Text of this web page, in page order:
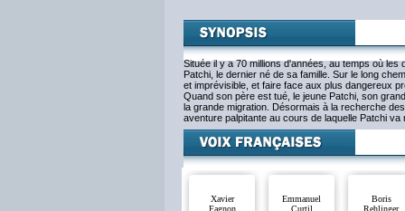
Située il y a 70 millions d'années, au temps où
Patchi, le dernier né de sa famille. Sur le long
et imprévisible, et faire face aux plus dangereux
Quand son père est tué, le jeune Patchi, son
la grande migration. Désormais à la recherche
aventure palpitante au cours de laquelle Patchi
Xavier
Fagnon
Emmanuel
Curtil
Boris
Rehlinger